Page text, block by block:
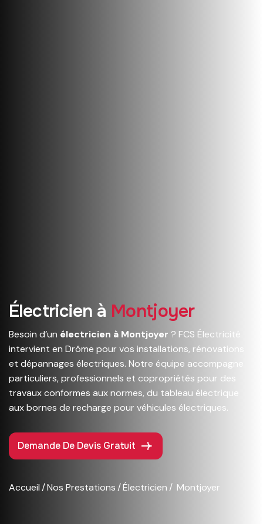
Électricien à Montjoyer
Besoin d’un électricien à Montjoyer ? FCS Électricité
intervient en Drôme pour vos installations, rénovations
et dépannages électriques. Notre équipe accompagne
particuliers, professionnels et copropriétés pour des
travaux conformes aux normes, du tableau électrique
aux bornes de recharge pour véhicules électriques.
Demande De Devis Gratuit
Accueil Nos Prestations Électricien Montjoyer